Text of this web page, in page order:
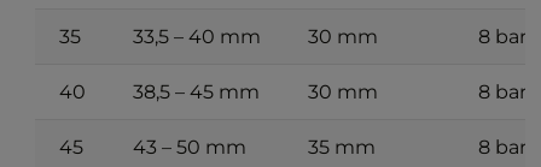
35 33,5 – 40 mm 30 mm 8 bar
40 38,5 – 45 mm 30 mm 8 bar
45 43 – 50 mm 35 mm 8 bar